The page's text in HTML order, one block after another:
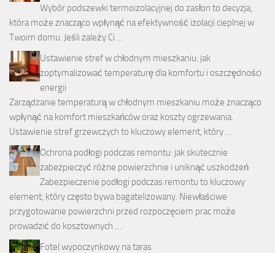
Wybór podszewki termoizolacyjnej do zasłon to decyzja,
która może znacząco wpłynąć na efektywność izolacji cieplnej w
Twoim domu. Jeśli zależy Ci …
Ustawienie stref w chłodnym mieszkaniu: jak
zoptymalizować temperaturę dla komfortu i oszczędności
energii
Zarządzanie temperaturą w chłodnym mieszkaniu może znacząco
wpłynąć na komfort mieszkańców oraz koszty ogrzewania.
Ustawienie stref grzewczych to kluczowy element, który …
Ochrona podłogi podczas remontu: jak skutecznie
zabezpieczyć różne powierzchnie i uniknąć uszkodzeń
Zabezpieczenie podłogi podczas remontu to kluczowy
element, który często bywa bagatelizowany. Niewłaściwe
przygotowanie powierzchni przed rozpoczęciem prac może
prowadzić do kosztownych …
Fotel wypoczynkowy na taras